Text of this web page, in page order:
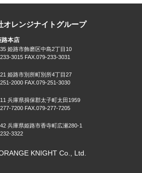
オレンジナイトグループ
路本店
姫路市飾磨区中島2丁目10
3015 FAX.079-233-3031
姫路市別所町別所4丁目27
2000 FAX.079-251-3030
兵庫県揖保郡太子町太田1959
7200 FAX.079-277-7205
兵庫県姫路市香寺町広瀬280-1
3322
KNIGHT Co., Ltd.